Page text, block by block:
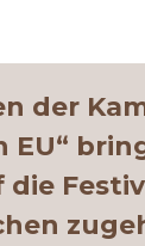
der
EU“